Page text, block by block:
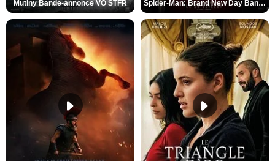
Mutiny Bande-annonce VO STFR Spider-Man: Brand New Day Bande-annonce VO STFR